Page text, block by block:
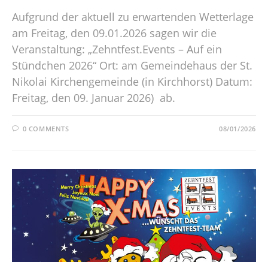
Aufgrund der aktuell zu erwartenden Wetterlage
am Freitag, den 09.01.2026 sagen wir die
Veranstaltung: „Zehntfest.Events – Auf ein
Stündchen 2026“ Ort: am Gemeindehaus der St.
Nikolai Kirchengemeinde (in Kirchhorst) Datum:
Freitag, den 09. Januar 2026) ab.
0 COMMENTS 08/01/2026